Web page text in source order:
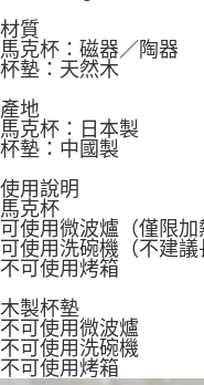
材質
馬克杯：磁器／陶器
杯墊：天然木
產地
馬克杯：日本製
杯墊：中國製
使用說明
馬克杯
可使用微波爐（僅限
可使用洗碗機（不建議
不可使用烤箱
木製杯墊
不可使用微波爐
不可使用洗碗機
不可使用烤箱